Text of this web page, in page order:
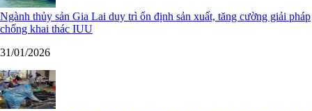
Ngành thủy sản Gia Lai duy trì ổn định sản xuất, tăng cường giải pháp
chống khai thác IUU
31/01/2026